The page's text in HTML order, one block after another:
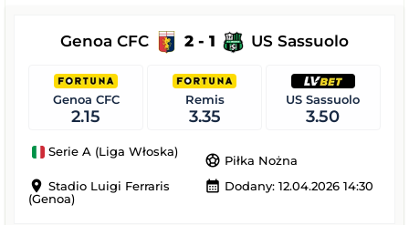
Genoa CFC 2 - 1 US Sassuolo
Genoa CFC
2.15
Remis
3.35
US Sassuolo
3.50
Serie A (Liga Włoska)
sports_soccer Piłka Nożna
location_on Stadio Luigi Ferraris
(Genoa)
calendar_month Dodany: 12.04.2026 14:30